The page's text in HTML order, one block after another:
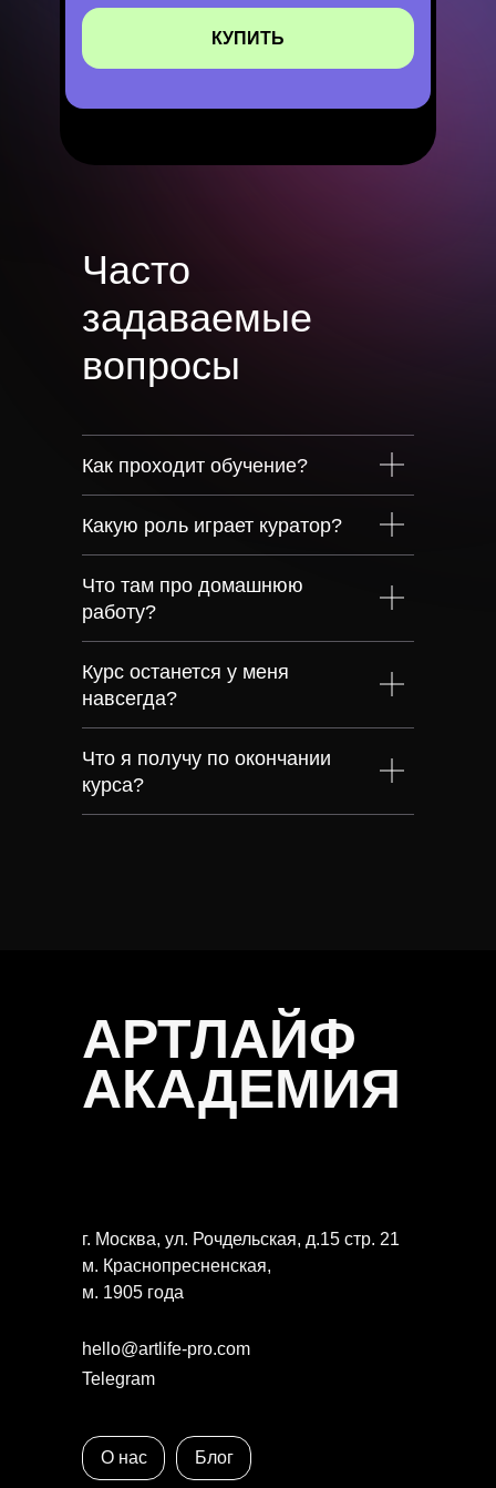
КУПИТЬ
Часто
задаваемые
вопросы
Как проходит обучение?
Какую роль играет куратор?
Что там про домашнюю
работу?
Курс останется у меня
навсегда?
Что я получу по окончании
курса?
АРТЛАЙФ
АКАДЕМИЯ
г. Москва, ул. Рочдельская, д.15 стр. 21
м. Краснопресненская,
м. 1905 года
hello@artlife-pro.com
Telegram
О нас Блог